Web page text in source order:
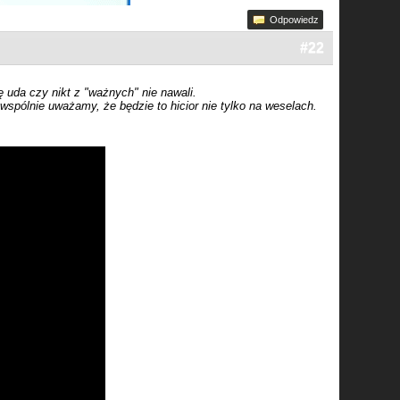
Odpowiedz
#22
czy nikt z "ważnych" nie nawali.
uważamy, że będzie to hicior nie tylko na weselach.